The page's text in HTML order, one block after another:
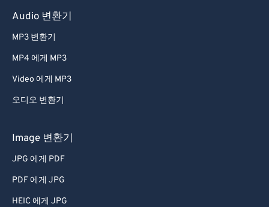
Audio 변환기
MP3 변환기
MP4 에게 MP3
Video 에게 MP3
오디오 변환기
Image 변환기
JPG 에게 PDF
PDF 에게 JPG
HEIC 에게 JPG